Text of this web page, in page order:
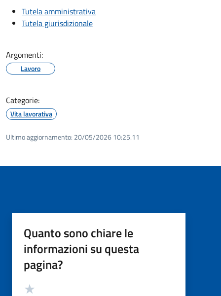
Tutela amministrativa
Tutela giurisdizionale
Argomenti:
Lavoro
Categorie:
Vita lavorativa
Ultimo aggiornamento: 20/05/2026 10:25.11
Quanto sono chiare le
informazioni su questa
pagina?
Valutazione